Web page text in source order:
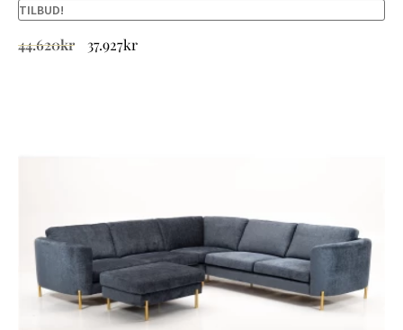
TILBUD!
44.620kr 37.927kr